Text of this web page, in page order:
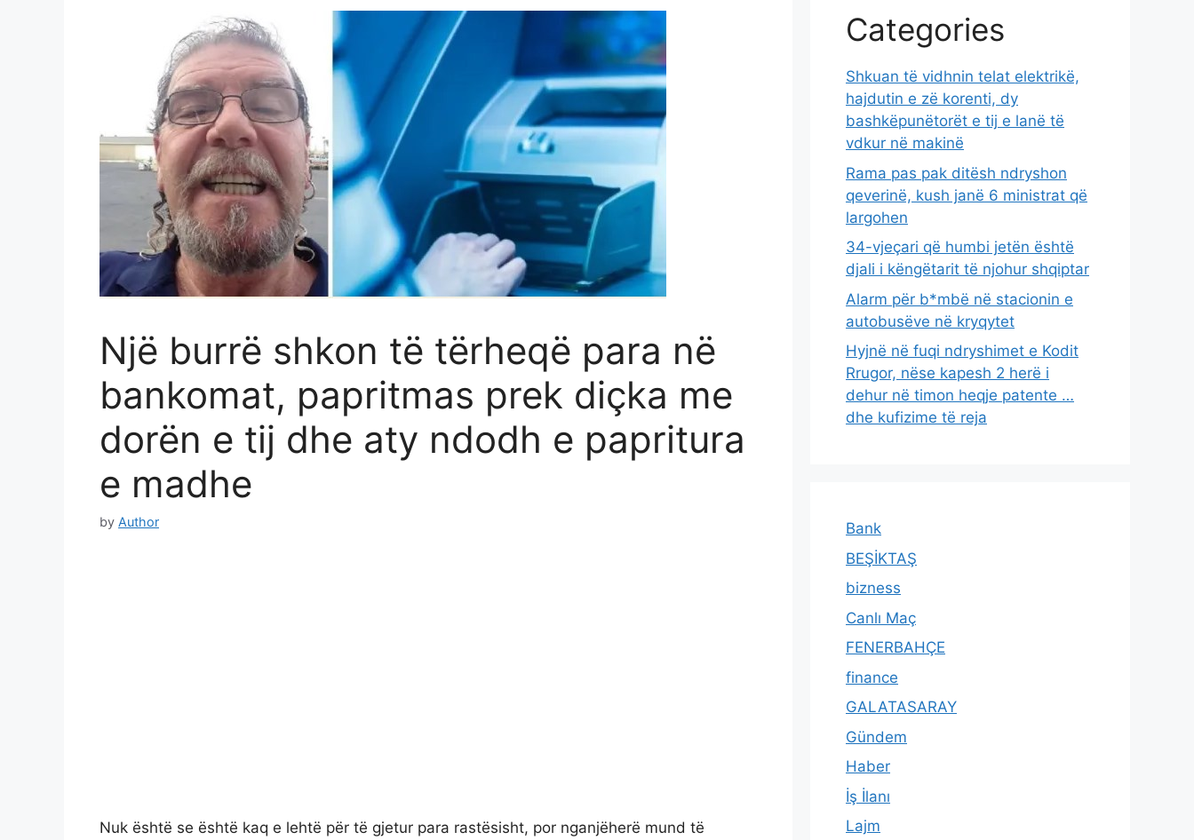
Një burrë shkon të tërheqë para në
bankomat, papritmas prek diçka me
dorën e tij dhe aty ndodh e papritura
e madhe
by Author
Nuk është se është kaq e lehtë për të gjetur para rastësisht, por nganjëherë mund të
Categories
Shkuan të vidhnin telat elektrikë,
hajdutin e zë korenti, dy
bashkëpunëtorët e tij e lanë të
vdkur në makinë
Rama pas pak ditësh ndryshon
qeverinë, kush janë 6 ministrat që
largohen
34-vjeçari që humbi jetën është
djali i këngëtarit të njohur shqiptar
Alarm për b*mbë në stacionin e
autobusëve në kryqytet
Hyjnë në fuqi ndryshimet e Kodit
Rrugor, nëse kapesh 2 herë i
dehur në timon heqje patente …
dhe kufizime të reja
Bank
BEŞİKTAŞ
bizness
Canlı Maç
FENERBAHÇE
finance
GALATASARAY
Gündem
Haber
İş İlanı
Lajm